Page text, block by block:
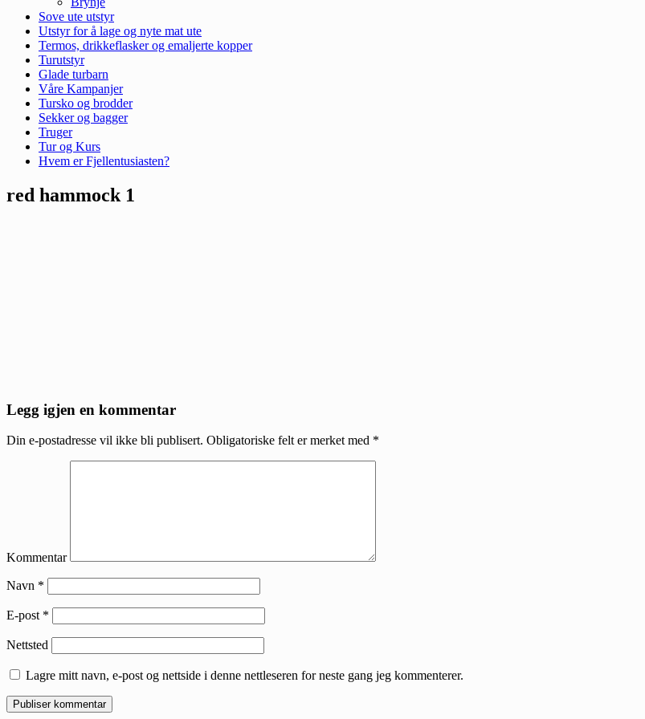
Sove ute utstyr
Utstyr for å lage og nyte mat ute
Termos, drikkeflasker og emaljerte kopper
Turutstyr
Glade turbarn
Våre Kampanjer
Tursko og brodder
Sekker og bagger
Truger
Tur og Kurs
Hvem er Fjellentusiasten?
red hammock 1
Reader
Legg igjen en kommentar
Din e-postadresse vil ikke bli publisert. Obligatoriske felt er merket med *
Kommentar
Navn *
E-post *
Nettsted
Lagre mitt navn, e-post og nettside i denne nettleseren for neste gang jeg kommenterer.